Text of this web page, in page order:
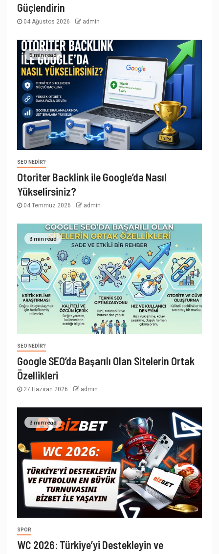
Güçlendirin
04 Ağustos 2026 admin
5 min read
SEO NEDIR?
Otoriter Backlink ile Google’da Nasıl
Yükselirsiniz?
04 Temmuz 2026 admin
3 min read
SEO NEDIR?
Google SEO’da Başarılı Olan Sitelerin Ortak
Özellikleri
27 Haziran 2026 admin
3 min read
SPOR
WC 2026: Türkiye’yi Destekleyin ve